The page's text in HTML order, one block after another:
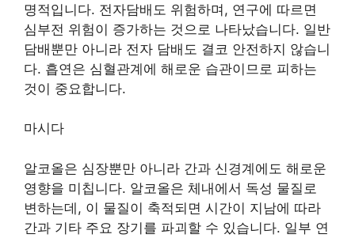
명적입니다. 전자담배도 위험하며, 연구에 따르면
심부전 위험이 증가하는 것으로 나타났습니다. 일반
담배뿐만 아니라 전자 담배도 결코 안전하지 않습니
다. 흡연은 심혈관계에 해로운 습관이므로 피하는
것이 중요합니다.
마시다
알코올은 심장뿐만 아니라 간과 신경계에도 해로운
영향을 미칩니다. 알코올은 체내에서 독성 물질로
변하는데, 이 물질이 축적되면 시간이 지남에 따라
간과 기타 주요 장기를 파괴할 수 있습니다. 일부 연